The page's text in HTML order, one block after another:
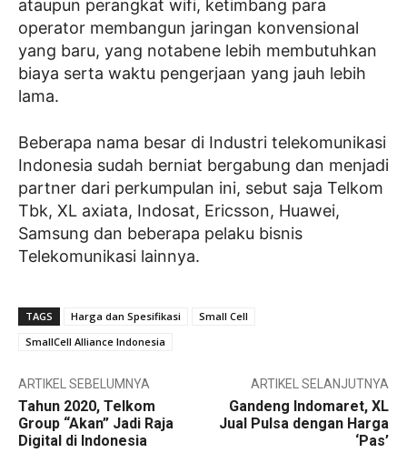
ataupun perangkat wifi, ketimbang para
operator membangun jaringan konvensional
yang baru, yang notabene lebih membutuhkan
biaya serta waktu pengerjaan yang jauh lebih
lama.
Beberapa nama besar di Industri telekomunikasi
Indonesia sudah berniat bergabung dan menjadi
partner dari perkumpulan ini, sebut saja Telkom
Tbk, XL axiata, Indosat, Ericsson, Huawei,
Samsung dan beberapa pelaku bisnis
Telekomunikasi lainnya.
TAGS Harga dan Spesifikasi
Small Cell
SmallCell Alliance Indonesia
ARTIKEL SEBELUMNYA
Tahun 2020, Telkom
Group “Akan” Jadi Raja
Digital di Indonesia
ARTIKEL SELANJUTNYA
Gandeng Indomaret, XL
Jual Pulsa dengan Harga
‘Pas’